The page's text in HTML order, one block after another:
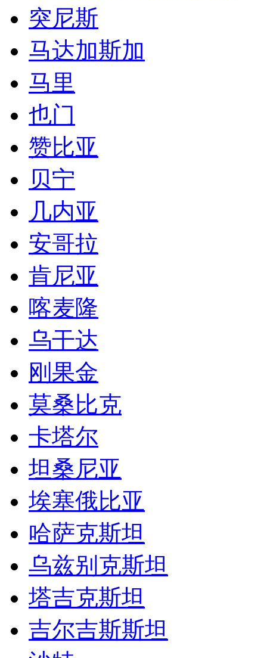
突尼斯
马达加斯加
马里
也门
赞比亚
贝宁
几内亚
安哥拉
肯尼亚
喀麦隆
乌干达
刚果金
莫桑比克
卡塔尔
坦桑尼亚
埃塞俄比亚
哈萨克斯坦
乌兹别克斯坦
塔吉克斯坦
吉尔吉斯斯坦